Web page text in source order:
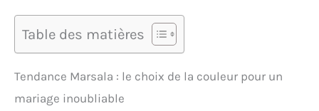
Table des matières
Tendance Marsala : le choix de la couleur pour un
mariage inoubliable